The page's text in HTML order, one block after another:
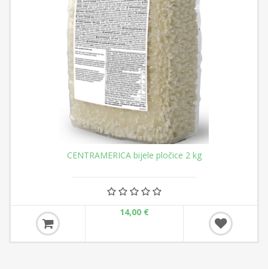
CENTRAMERICA bijele pločice 2 kg
14,00 €